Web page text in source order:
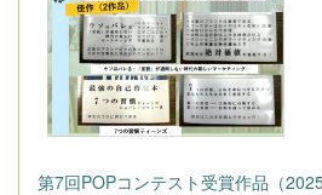
第7回POPコンテスト受賞作品（